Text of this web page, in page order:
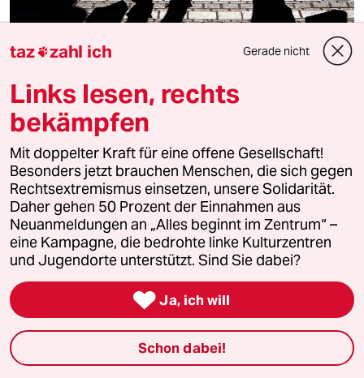
Industriedesigner über „Cradle to Cradle“
„Die Natur lebt von Verschwendung“
Konsum ohne schlechtes Gewissen verspricht das
Konzept „Von Wiege zu Wiege“. Der Designer Michael
Braungart erklärt, warum die Moral des Verzichts unötig
ist.
Interview von Reiner Metzger
taz zahl ich Gerade nicht
Links lesen, rechts
bekämpfen
Mit doppelter Kraft für eine offene Gesellschaft!
Besonders jetzt brauchen Menschen, die sich gegen
Rechtsextremismus einsetzen, unsere Solidarität.
Daher gehen 50 Prozent der Einnahmen aus
Neuanmeldungen an „Alles beginnt im Zentrum“ –
eine Kampagne, die bedrohte linke Kulturzentren
und Jugendorte unterstützt. Sind Sie dabei?
 Ja, ich will
Schon dabei!